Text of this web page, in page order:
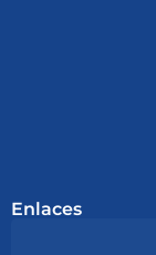
Enlaces